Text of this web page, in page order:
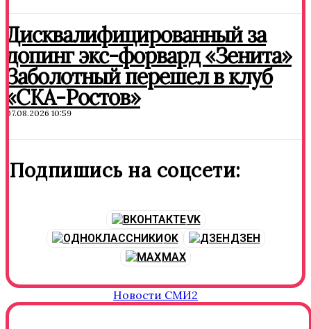
Дисквалифицированный за
допинг экс-форвард «Зенита»
Заболотный перешел в клуб
«СКА-Ростов»
07.08.2026 10:59
Подпишись на соцсети:
VK
OK
ДЗЕН
MAX
Новости СМИ2